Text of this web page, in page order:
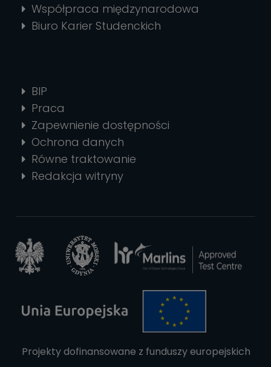
Współpraca międzynarodowa
Biuro Karier Studenckich
BIP
Praca
Zapewnienie dostępności
Ochrona danych
Równe traktowanie
Redakcja witryny
Projekty dofinansowane z funduszy europejskich